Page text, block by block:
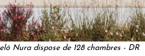
Nura dispose de 128 chambres - DR